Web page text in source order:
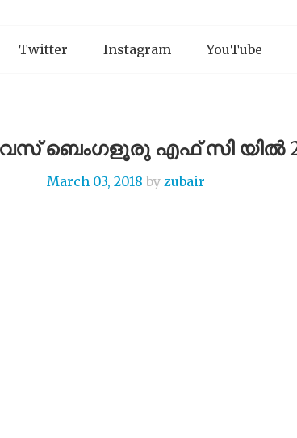
Twitter Instagram YouTube
ബെംഗളൂരു എഫ് സി യിൽ
March 03, 2018 by zubair